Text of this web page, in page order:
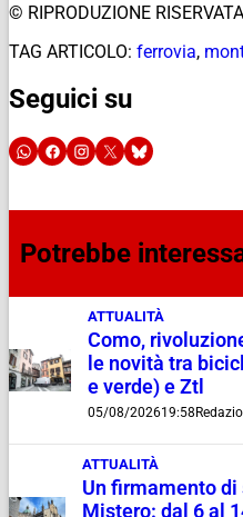
© RIPRODUZIONE RISERVATA
TAG ARTICOLO: ferrovia,
Seguici su
Potrebbe
ATTUALITÀ
Como,
le novità tra
e verde) e Ztl
05/08/202619:58
ATTUALITÀ
Un firmamento di
Mistero: dal 6 al